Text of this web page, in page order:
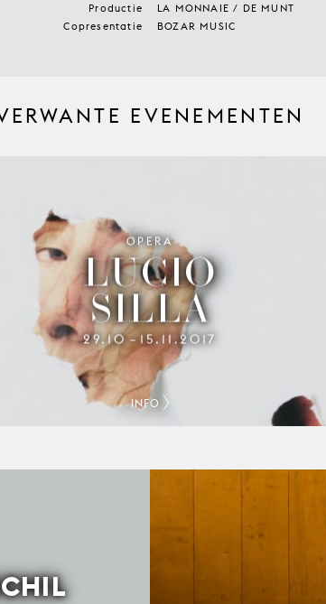
Productie
LA MONNAIE / DE MUNT
Copresentatie
BOZAR MUSIC
EVENEMENTEN
OPERA
LUCIO
SILLA
29.10 – 15.11.2017
INFO